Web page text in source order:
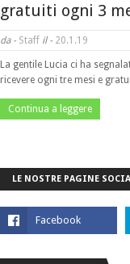
gratuiti ogni 3
da - Staff il - 20.1.19
La gentile Lucia ci ha
ricevere ogni tre mesi e
Continua a leggere
LE NOSTRE PAGINE